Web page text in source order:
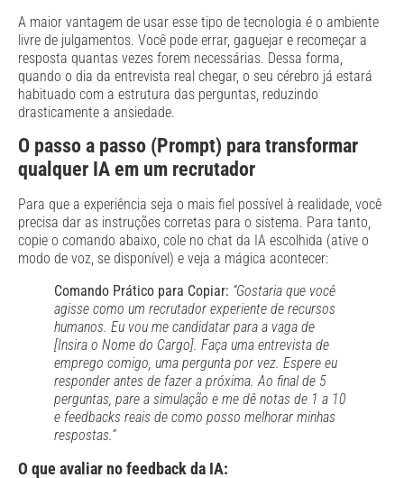
A maior vantagem de usar esse tipo de tecnologia é o ambiente
livre de julgamentos. Você pode errar, gaguejar e recomeçar a
resposta quantas vezes forem necessárias. Dessa forma,
quando o dia da entrevista real chegar, o seu cérebro já estará
habituado com a estrutura das perguntas, reduzindo
drasticamente a ansiedade.
O passo a passo (Prompt) para transformar
qualquer IA em um recrutador
Para que a experiência seja o mais fiel possível à realidade, você
precisa dar as instruções corretas para o sistema. Para tanto,
copie o comando abaixo, cole no chat da IA escolhida (ative o
modo de voz, se disponível) e veja a mágica acontecer:
Comando Prático para Copiar: “Gostaria que você
agisse como um recrutador experiente de recursos
humanos. Eu vou me candidatar para a vaga de
[Insira o Nome do Cargo]. Faça uma entrevista de
emprego comigo, uma pergunta por vez. Espere eu
responder antes de fazer a próxima. Ao final de 5
perguntas, pare a simulação e me dê notas de 1 a 10
e feedbacks reais de como posso melhorar minhas
respostas.”
O que avaliar no feedback da IA: